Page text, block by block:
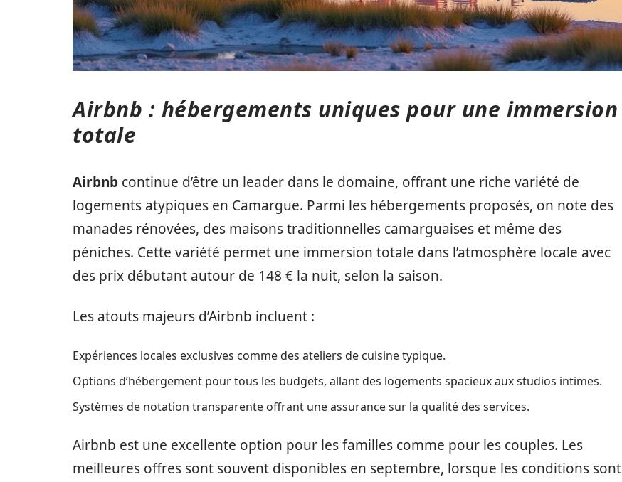
Airbnb : hébergements uniques pour une immersion
totale
Airbnb continue d’être un leader dans le domaine, offrant une riche variété de
logements atypiques en Camargue. Parmi les hébergements proposés, on note des
manades rénovées, des maisons traditionnelles camarguaises et même des
péniches. Cette variété permet une immersion totale dans l’atmosphère locale avec
des prix débutant autour de 148 € la nuit, selon la saison.
Les atouts majeurs d’Airbnb incluent :
Expériences locales exclusives comme des ateliers de cuisine typique.
Options d’hébergement pour tous les budgets, allant des logements spacieux aux studios intimes.
Systèmes de notation transparente offrant une assurance sur la qualité des services.
Airbnb est une excellente option pour les familles comme pour les couples. Les
meilleures offres sont souvent disponibles en septembre, lorsque les conditions sont